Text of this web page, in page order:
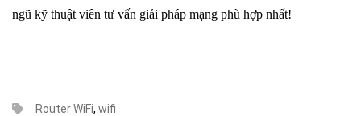
ngũ kỹ thuật viên tư vấn giải pháp mạng phù hợp nhất!
Router WiFi, wifi